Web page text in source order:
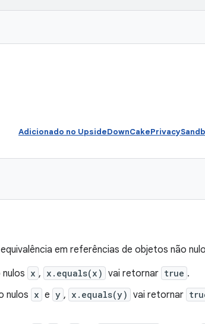
Adicionado no
em referências de objetos não
x , x.equals(x) vai retornar true .
nulos x e y , x.equals(y) vai retornar